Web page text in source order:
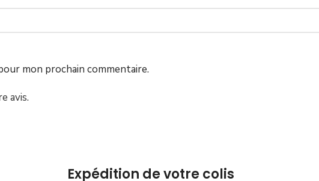
mon prochain commentaire.
avis.
Expédition de votre colis